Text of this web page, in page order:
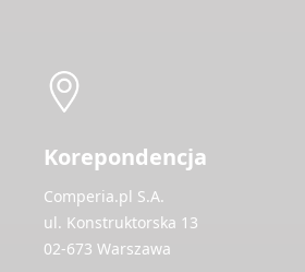
Korepondencja
Comperia.pl S.A.
ul. Konstruktorska 13
02-673 Warszawa